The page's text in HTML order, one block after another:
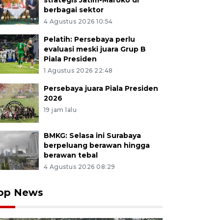
berbagai sektor
4 Agustus 2026 10:54
Pelatih: Persebaya perlu
evaluasi meski juara Grup B
Piala Presiden
1 Agustus 2026 22:48
Persebaya juara Piala Presiden
2026
19 jam lalu
BMKG: Selasa ini Surabaya
berpeluang berawan hingga
berawan tebal
4 Agustus 2026 08:29
News